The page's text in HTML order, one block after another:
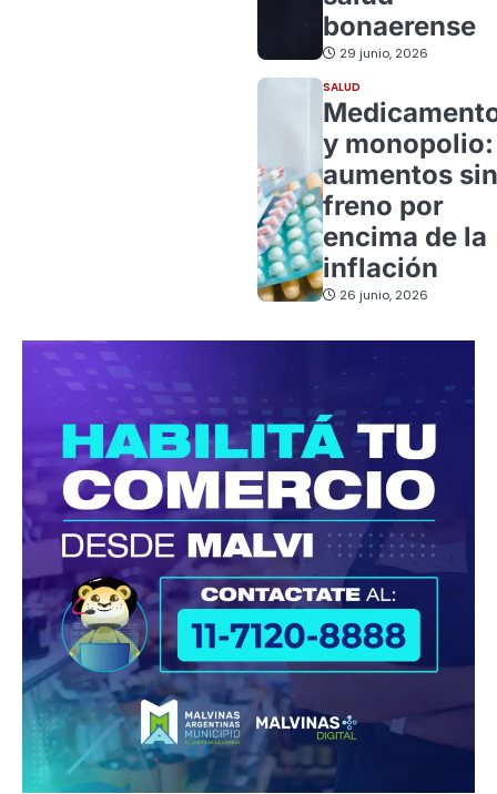
bonaerense
29 junio, 2026
SALUD
y monopolio:
aumentos sin
freno por
encima de la
inflación
26 junio, 2026